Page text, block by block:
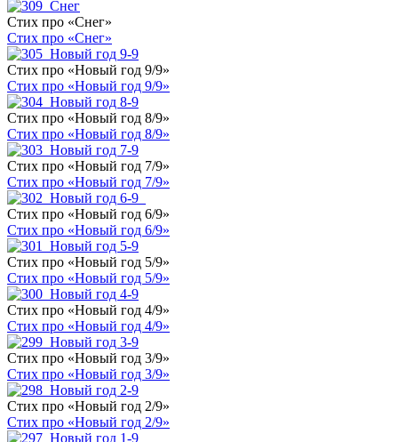
Стих про «Снег»
Стих про «Снег»
Стих про «Новый год 9/9»
Стих про «Новый год 9/9»
Стих про «Новый год 8/9»
Стих про «Новый год 8/9»
Стих про «Новый год 7/9»
Стих про «Новый год 7/9»
Стих про «Новый год 6/9»
Стих про «Новый год 6/9»
Стих про «Новый год 5/9»
Стих про «Новый год 5/9»
Стих про «Новый год 4/9»
Стих про «Новый год 4/9»
Стих про «Новый год 3/9»
Стих про «Новый год 3/9»
Стих про «Новый год 2/9»
Стих про «Новый год 2/9»